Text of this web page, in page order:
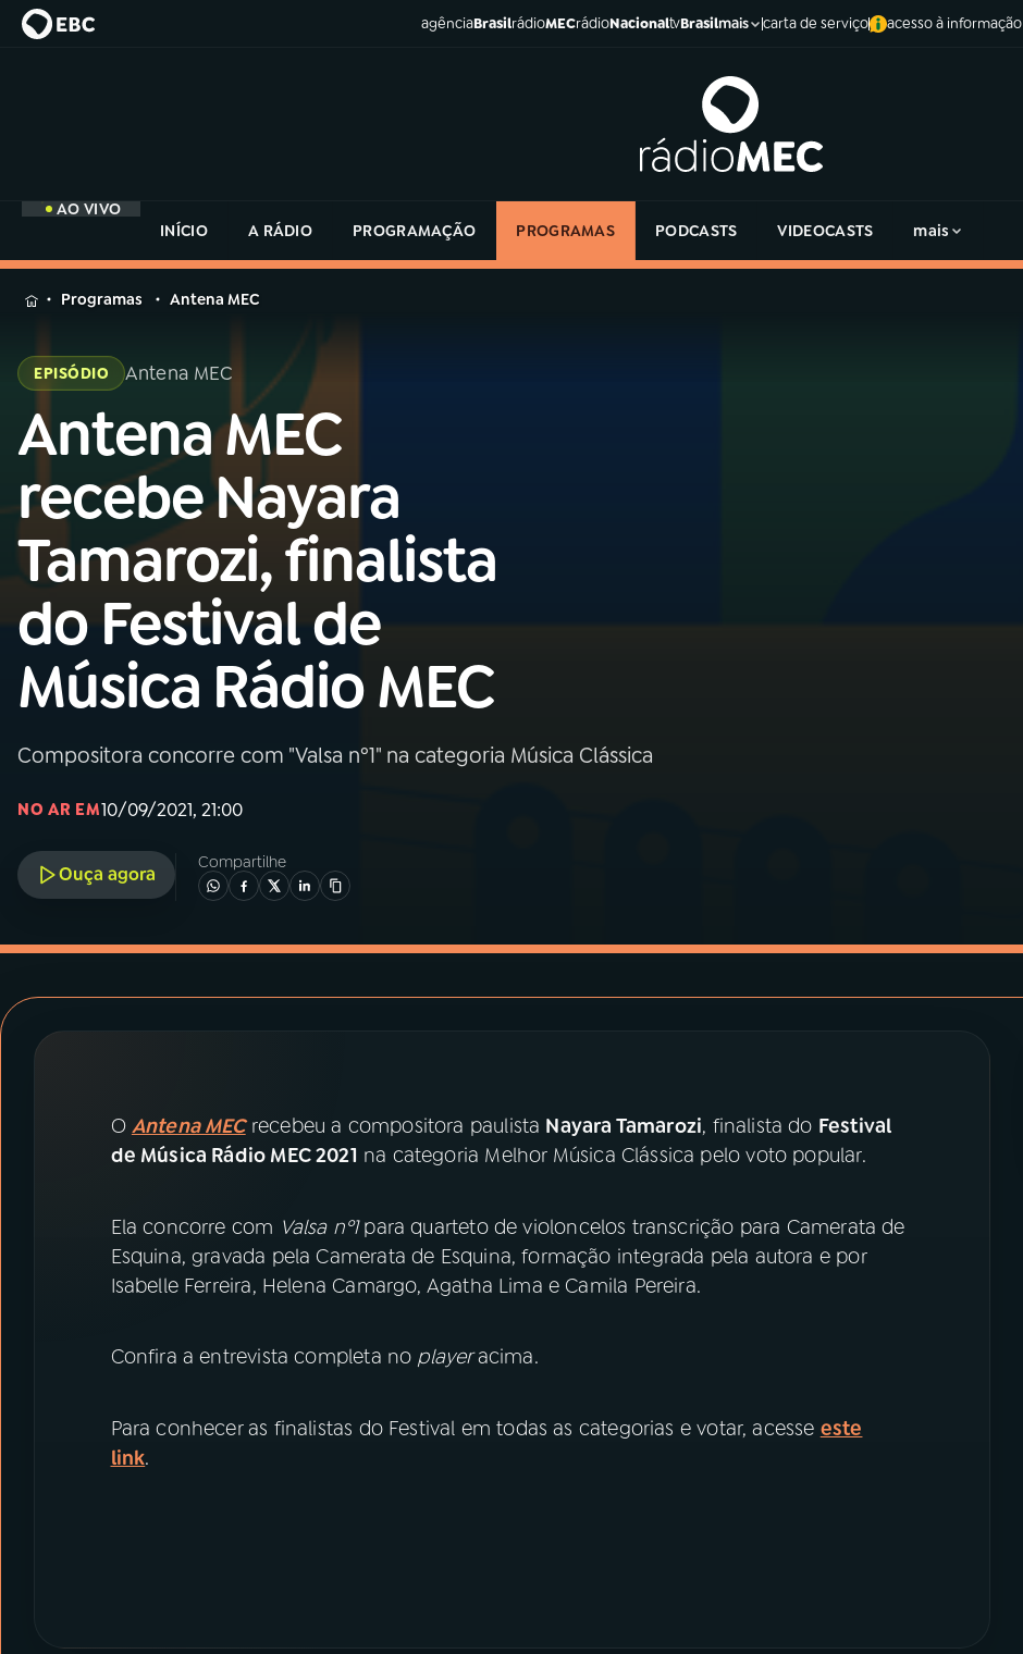
agênciaBrasilrádioMECrádioNacionaltvBrasilmais carta de serviço acesso à informação
AO VIVO
INÍCIO
A RÁDIO PROGRAMAÇÃO PROGRAMAS PODCASTS VIDEOCASTS mais
MENU
Buscar
na
Rádio
MEC
Início
01INÍCIO
02A RÁDIO
PROGRAMAÇÃO
04PROGRAMAS
ACOMPANHE A RÁDIO MEC
Instagram X
na
Rádio
Programas Antena MEC
EPISÓDIO Antena MEC
Antena MEC
recebe Nayara
Tamarozi, finalista
do Festival de
Música Rádio MEC
Compositora concorre com "Valsa nº1" na categoria Música Clássica
NO AR EM10/09/2021, 21:00
Ouça agora
Compartilhe
O Antena MECrecebeu a compositora paulista Nayara Tamarozi, finalista do Festival
de Música Rádio MEC 2021 na categoria Melhor Música Clássica pelo voto popular.
Ela concorre com Valsa nº1para quarteto de violoncelos transcrição para Camerata de
Esquina, gravada pela Camerata de Esquina, formação integrada pela autora e por
Isabelle Ferreira, Helena Camargo, Agatha Lima e Camila Pereira.
Confira a entrevista completa no playeracima.
Para conhecer as finalistas do Festival em todas as categorias e votar, acesse este
link.